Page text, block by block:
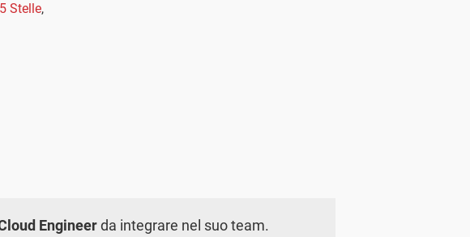
Stelle,
Engineerda integrare nel suo team.